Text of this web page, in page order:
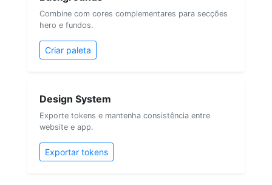
Combine com cores complementares para secções
hero e fundos.
Criar paleta
Design System
Exporte tokens e mantenha consistência entre
website e app.
Exportar tokens